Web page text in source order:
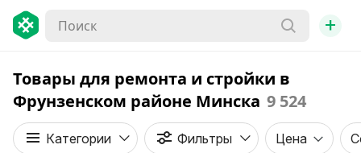
+
Товары для ремонта и стройки в
Фрунзенском районе Минска 9 524
Категории Фильтры Цена